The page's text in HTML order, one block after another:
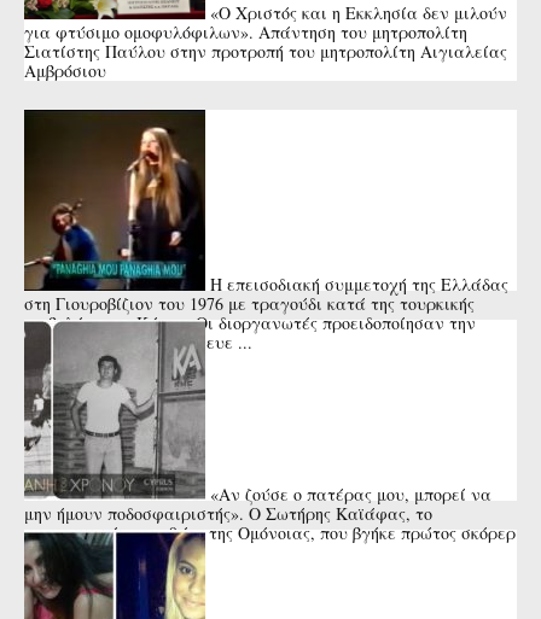
«Ο Χριστός και η Εκκλησία δεν μιλούν
για φτύσιμο ομοφυλόφιλων». Απάντηση του μητροπολίτη
Σιατίστης Παύλου στην προτροπή του μητροπολίτη Αιγιαλείας
Αμβρόσιου
Η επεισοδιακή συμμετοχή της Ελλάδας
στη Γιουροβίζιον του 1976 με τραγούδι κατά της τουρκικής
εισβολής στην Κύπρο. Οι διοργανωτές προειδοποίησαν την
Μαρίζα Κωχ ότι κινδύνευε ...
«Αν ζούσε ο πατέρας μου, μπορεί να
μην ήμουν ποδοσφαιριστής». Ο Σωτήρης Καϊάφας, το
αναντικατάστατο 9άρι της Ομόνοιας, που βγήκε πρώτος σκόρερ
της Ευρώπης και ...